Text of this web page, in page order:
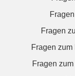
Fragen
Fragen
Fragen